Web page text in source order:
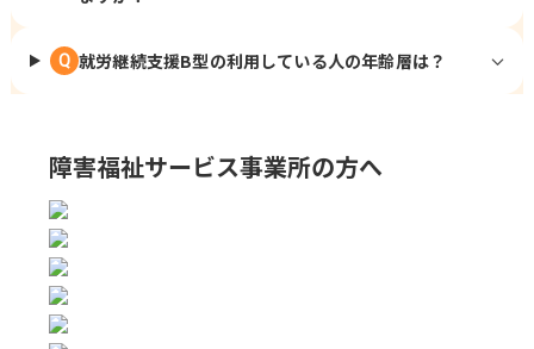
Q 就労継続支援B型の利用している人の年齢層は？
障害福祉サービス事業所の方へ